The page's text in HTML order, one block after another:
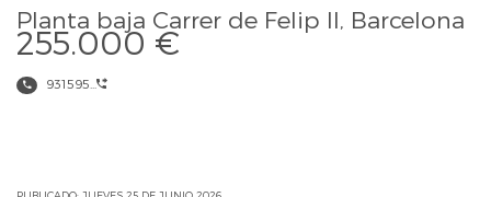
Planta baja Carrer de Felip II, Barcelona
255.000 €
931595...